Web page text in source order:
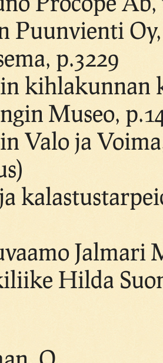
Puunvienti
p.3229
kihlakunnan
Museo,
Valo ja
Jalmari
Hilda